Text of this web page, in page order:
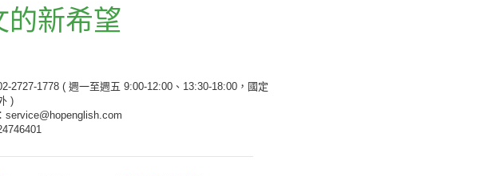
的新希望
2727-1778 ( 週一至週五 9:00-12:00、13:30-18:00，國定
)
service@hopenglish.com